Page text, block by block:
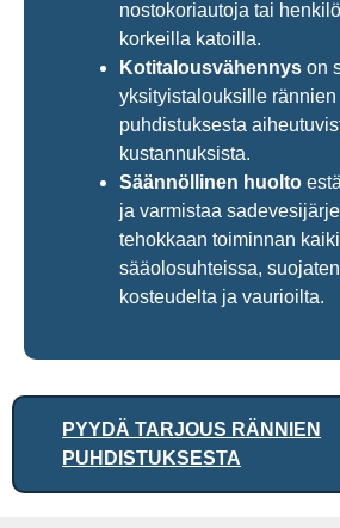
nostokoriautoja tai
korkeilla katoilla.
Kotitalousvähennys on
yksityistalouksille rännien
puhdistuksesta
kustannuksista.
Säännöllinen huolto
ja varmistaa
tehokkaan toiminnan
sääolosuhteissa,
kosteudelta ja vaurioilta.
PYYDÄ TARJOUS RÄNNIEN
PUHDISTUKSESTA